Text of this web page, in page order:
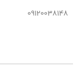
09120038148